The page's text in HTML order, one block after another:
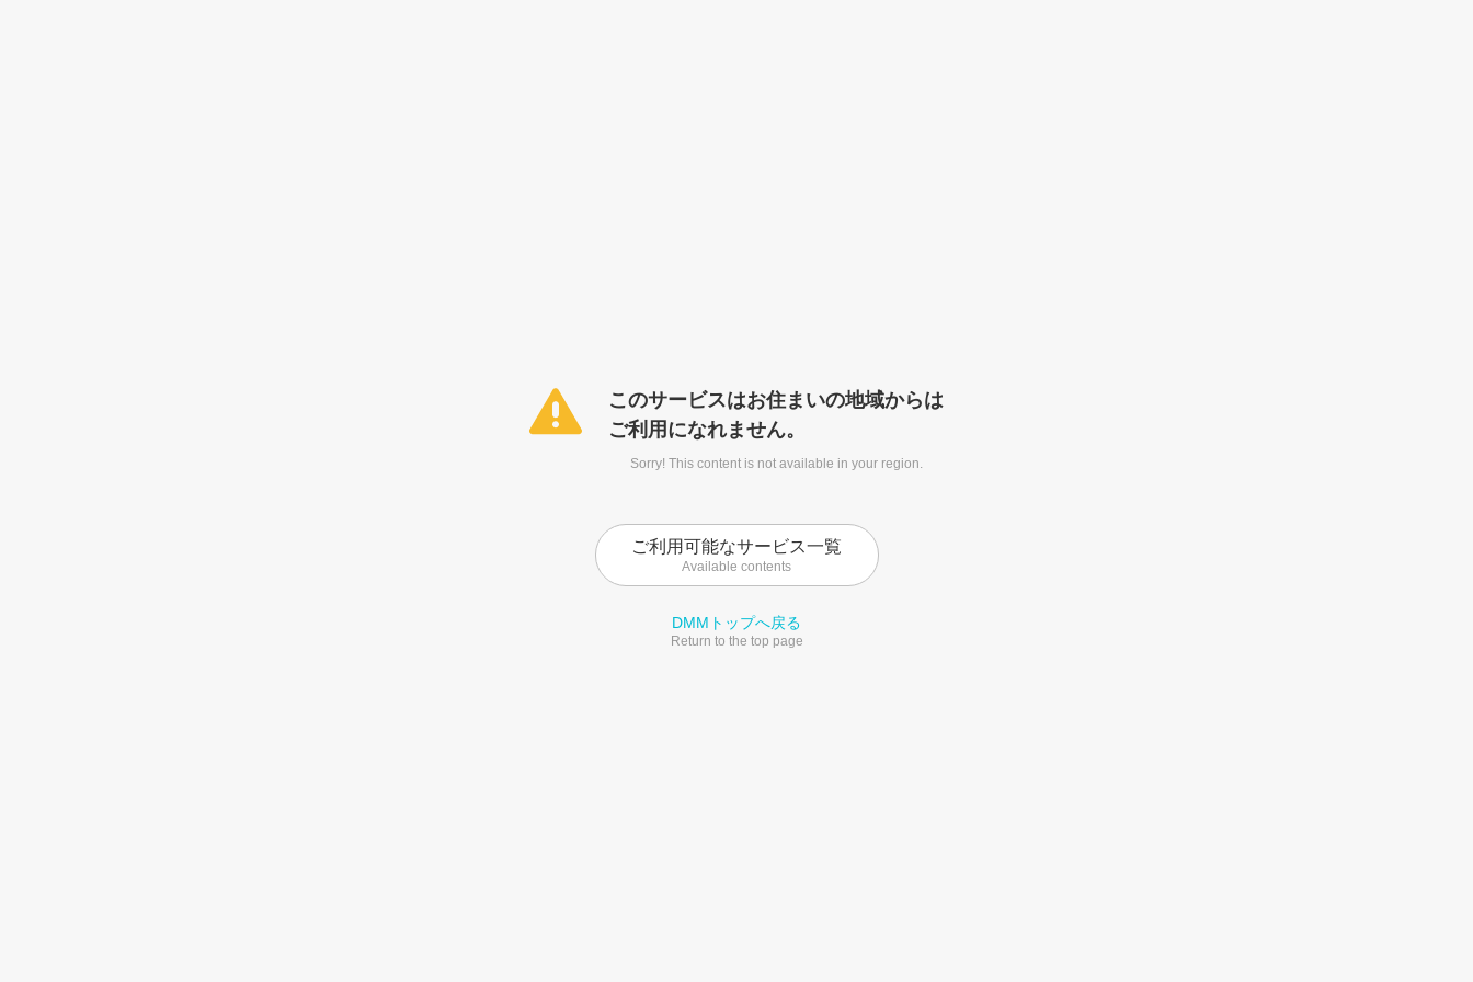
このサービスはお住まいの地域からは
ご利用になれません。
Sorry! This content is not available in your region.
ご利用可能なサービス一覧
Available contents
DMMトップへ戻る
Return to the top page